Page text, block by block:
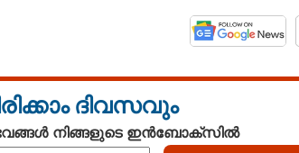
ദിവസവും
നിങ്ങളുടെ ഇൻബോക്സിൽ